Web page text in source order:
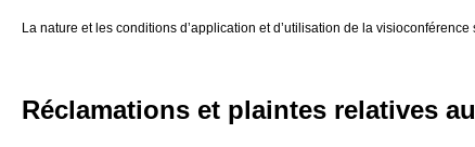
La nature et les conditions d’application et d’utilisation de la
Réclamations et plaintes relatives